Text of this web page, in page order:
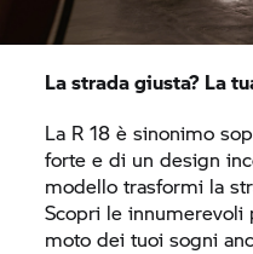
La strada giusta? La
La R 18 è sinonimo
forte e di un design
modello trasformi la
Scopri le
moto dei tuoi sogni